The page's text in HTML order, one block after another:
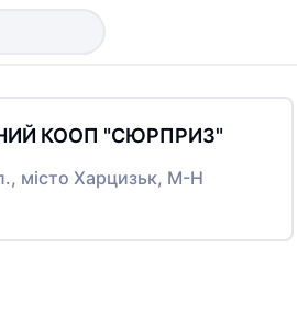
КООП "СЮРПРИЗ"
місто Харцизьк, М-Н